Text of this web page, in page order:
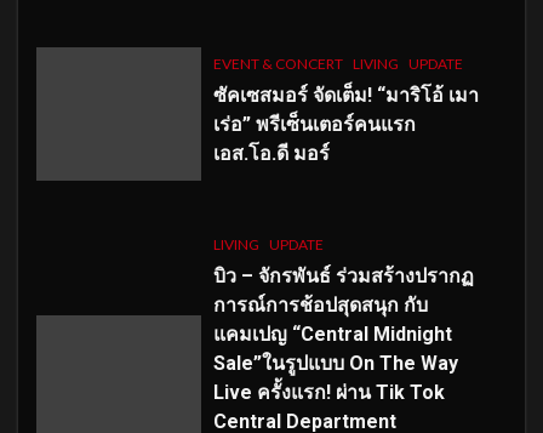
EVENT & CONCERT LIVING UPDATE
ซัคเซสมอร์ จัดเต็ม! “มาริโอ้ เมา
เร่อ” พรีเซ็นเตอร์คนแรก
เอส.โอ.ดี มอร์
LIVING UPDATE
บิว – จักรพันธ์ ร่วมสร้างปรากฏ
การณ์การช้อปสุดสนุก กับ
แคมเปญ “Central Midnight
Sale”ในรูปแบบ On The Way
Live ครั้งแรก! ผ่าน Tik Tok
Central Department